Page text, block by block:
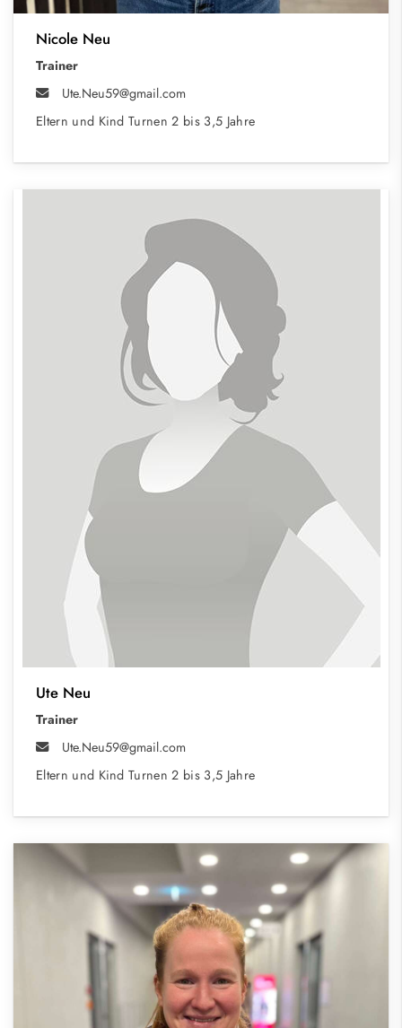
Nicole Neu
Trainer
Ute.Neu59@gmail.com
Eltern und Kind Turnen 2 bis 3,5 Jahre
Ute Neu
Trainer
Ute.Neu59@gmail.com
Eltern und Kind Turnen 2 bis 3,5 Jahre